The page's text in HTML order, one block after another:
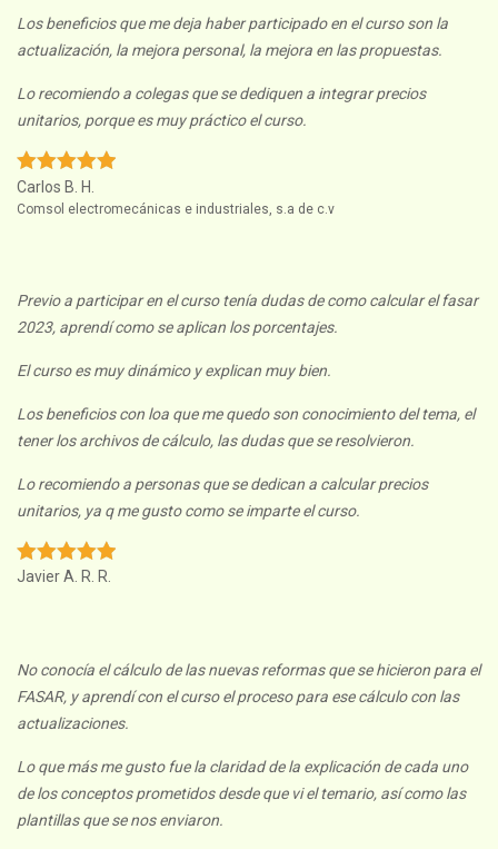
Los beneficios que me deja haber participado en el curso son la
actualización, la mejora personal, la mejora en las propuestas.
Lo recomiendo a colegas que se dediquen a integrar precios
unitarios, porque es muy práctico el curso.
Carlos B. H.
Comsol electromecánicas e industriales, s.a de c.v
Previo a participar en el curso tenía dudas de como calcular el fasar
2023, aprendí como se aplican los porcentajes.
El curso es muy dinámico y explican muy bien.
Los beneficios con loa que me quedo son conocimiento del tema, el
tener los archivos de cálculo, las dudas que se resolvieron.
Lo recomiendo a personas que se dedican a calcular precios
unitarios, ya q me gusto como se imparte el curso.
Javier A. R. R.
No conocía el cálculo de las nuevas reformas que se hicieron para el
FASAR, y aprendí con el curso el proceso para ese cálculo con las
actualizaciones.
Lo que más me gusto fue la claridad de la explicación de cada uno
de los conceptos prometidos desde que vi el temario, así como las
plantillas que se nos enviaron.